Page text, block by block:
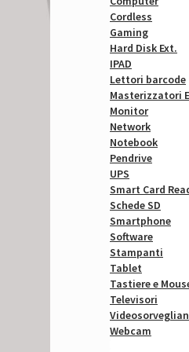
Cordless
Gaming
Hard Disk Ext.
IPAD
Lettori barcode
Masterizzatori
Monitor
Network
Notebook
Pendrive
UPS
Smart Card
Schede SD
Smartphone
Software
Stampanti
Tablet
Tastiere e
Televisori
Webcam